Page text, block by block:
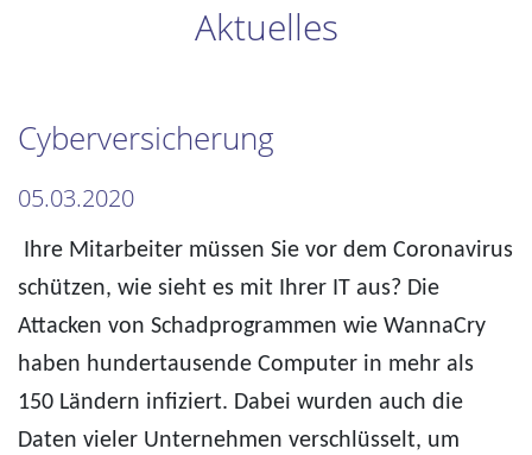
Aktuelles
Cyberversicherung
05.03.2020
Ihre Mitarbeiter müssen Sie vor dem Coronavirus
schützen, wie sieht es mit Ihrer IT aus? Die
Attacken von Schadprogrammen wie WannaCry
haben hundertausende Computer in mehr als
150 Ländern infiziert. Dabei wurden auch die
Daten vieler Unternehmen verschlüsselt, um